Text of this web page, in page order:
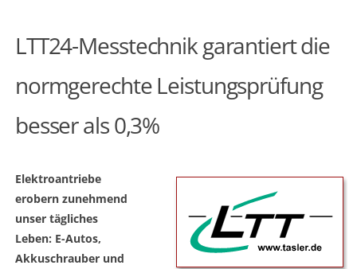
LTT24-Messtechnik garantiert die
normgerechte Leistungsprüfung
besser als 0,3%
Elektroantriebe
erobern zunehmend
unser tägliches
Leben: E-Autos,
Akkuschrauber und